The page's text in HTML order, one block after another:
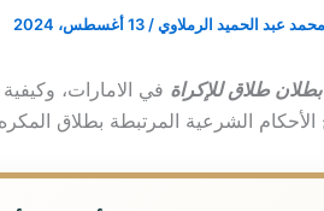
عبد الحميد الرملاوي/13 أغسطس، 2024
طلاق للإكراة في الامارات،
الشرعية المرتبطة بطلاق